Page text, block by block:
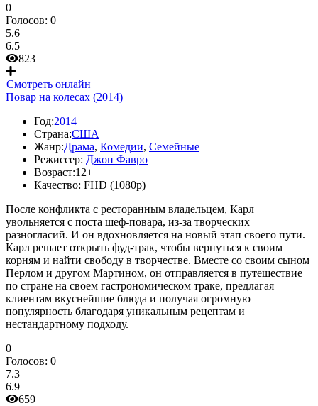
0
Голосов: 0
5.6
6.5
823
Смотреть онлайн
Повар на колесах (2014)
Год:2014
Страна:США
Жанр:Драма, Комедии, Семейные
Режиссер: Джон Фавро
Возраст:12+
Качество: FHD (1080p)
После конфликта с ресторанным владельцем, Карл
увольняется с поста шеф-повара, из-за творческих
разногласий. И он вдохновляется на новый этап своего пути.
Карл решает открыть фуд-трак, чтобы вернуться к своим
корням и найти свободу в творчестве. Вместе со своим сыном
Перлом и другом Мартином, он отправляется в путешествие
по стране на своем гастрономическом траке, предлагая
клиентам вкуснейшие блюда и получая огромную
популярность благодаря уникальным рецептам и
нестандартному подходу.
0
Голосов: 0
7.3
6.9
659